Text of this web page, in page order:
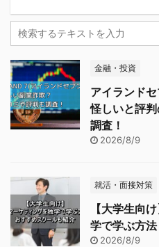
金融・投資
アイランド
怪しいと評
調査！
2026/8/9
就活・面接対策
【大学生向
学で学ぶ方
2026/8/9